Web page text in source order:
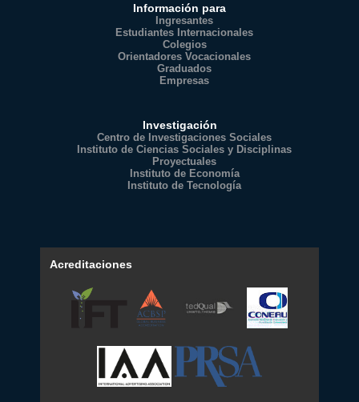
Información para
Ingresantes
Estudiantes Internacionales
Colegios
Orientadores Vocacionales
Graduados
Empresas
Investigación
Centro de Investigaciones Sociales
Instituto de Ciencias Sociales y Disciplinas
Proyectuales
Instituto de Economía
Instituto de Tecnología
Acreditaciones